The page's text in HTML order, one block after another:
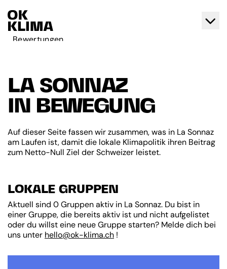
Bewertungen
Kontakt
Deutsch
LA SONNAZ
IN BEWEGUNG
Auf dieser Seite fassen wir zusammen, was in La Sonnaz
am Laufen ist, damit die lokale Klimapolitik ihren Beitrag
zum Netto-Null Ziel der Schweizer leistet.
LOKALE GRUPPEN
Aktuell sind 0 Gruppen aktiv in La Sonnaz. Du bist in
einer Gruppe, die bereits aktiv ist und nicht aufgelistet
oder du willst eine neue Gruppe starten? Melde dich bei
uns unter hello@ok-klima.ch !